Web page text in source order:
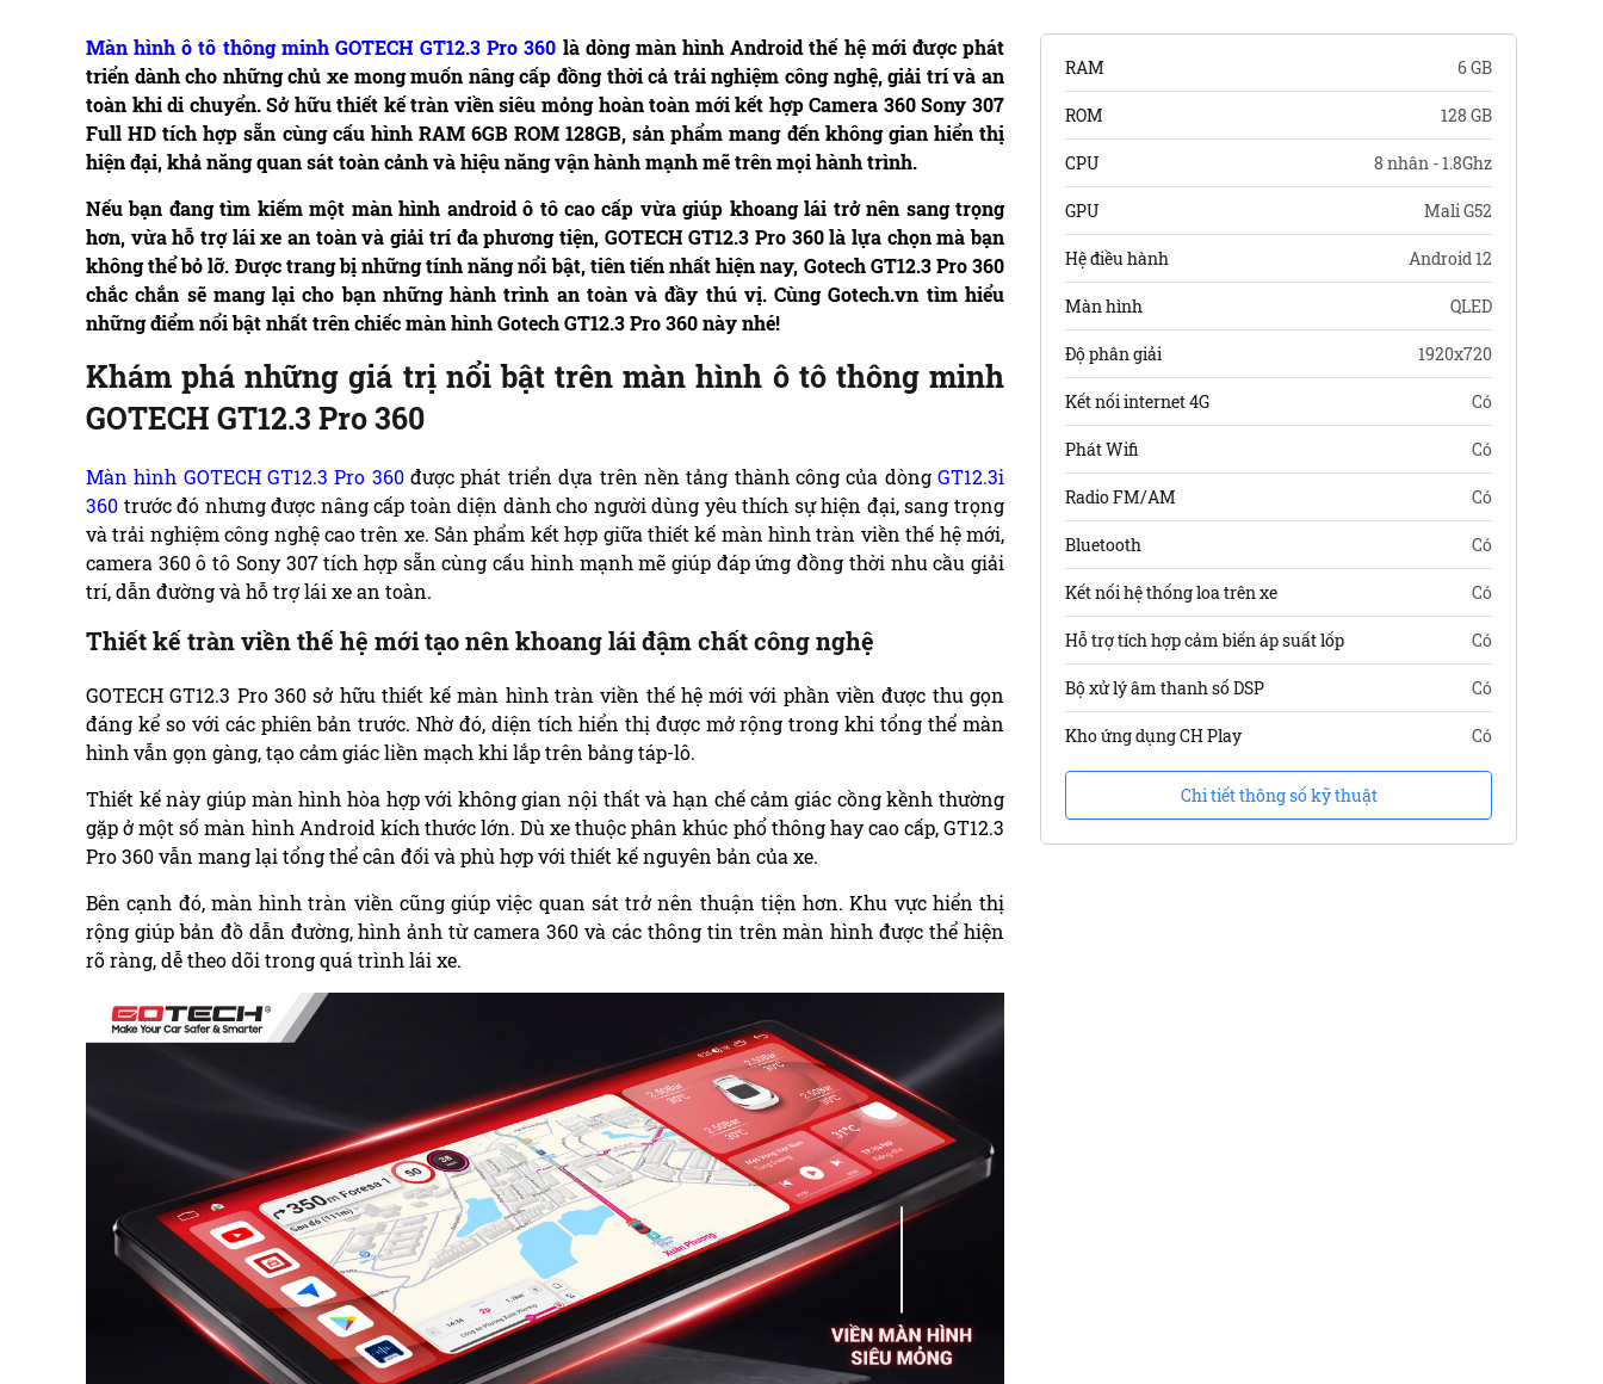
Màn hình ô tô thông minh GOTECH GT12.3 Pro 360 là dòng màn hình Android thế hệ mới được phát
triển dành cho những chủ xe mong muốn nâng cấp đồng thời cả trải nghiệm công nghệ, giải trí và an
toàn khi di chuyển. Sở hữu thiết kế tràn viền siêu mỏng hoàn toàn mới kết hợp Camera 360 Sony 307
Full HD tích hợp sẵn cùng cấu hình RAM 6GB ROM 128GB, sản phẩm mang đến không gian hiển thị
hiện đại, khả năng quan sát toàn cảnh và hiệu năng vận hành mạnh mẽ trên mọi hành trình.
Nếu bạn đang tìm kiếm một màn hình android ô tô cao cấp vừa giúp khoang lái trở nên sang trọng
hơn, vừa hỗ trợ lái xe an toàn và giải trí đa phương tiện, GOTECH GT12.3 Pro 360 là lựa chọn mà bạn
không thể bỏ lỡ. Được trang bị những tính năng nổi bật, tiên tiến nhất hiện nay, Gotech GT12.3 Pro 360
chắc chắn sẽ mang lại cho bạn những hành trình an toàn và đầy thú vị. Cùng Gotech.vn tìm hiểu
những điểm nổi bật nhất trên chiếc màn hình Gotech GT12.3 Pro 360 này nhé!
Khám phá những giá trị nổi bật trên màn hình ô tô thông minh
GOTECH GT12.3 Pro 360
Màn hình GOTECH GT12.3 Pro 360được phát triển dựa trên nền tảng thành công của dòngGT12.3i
360 trước đó nhưng được nâng cấp toàn diện dành cho người dùng yêu thích sự hiện đại, sang trọng
và trải nghiệm công nghệ cao trên xe. Sản phẩm kết hợp giữa thiết kế màn hình tràn viền thế hệ mới,
camera 360 ô tô Sony 307 tích hợp sẵn cùng cấu hình mạnh mẽ giúp đáp ứng đồng thời nhu cầu giải
trí, dẫn đường và hỗ trợ lái xe an toàn.
Thiết kế tràn viền thế hệ mới tạo nên khoang lái đậm chất công nghệ
GOTECH GT12.3 Pro 360 sở hữu thiết kế màn hình tràn viền thế hệ mới với phần viền được thu gọn
đáng kể so với các phiên bản trước. Nhờ đó, diện tích hiển thị được mở rộng trong khi tổng thể màn
hình vẫn gọn gàng, tạo cảm giác liền mạch khi lắp trên bảng táp-lô.
Thiết kế này giúp màn hình hòa hợp với không gian nội thất và hạn chế cảm giác cồng kềnh thường
gặp ở một số màn hình Android kích thước lớn. Dù xe thuộc phân khúc phổ thông hay cao cấp, GT12.3
Pro 360 vẫn mang lại tổng thể cân đối và phù hợp với thiết kế nguyên bản của xe.
Bên cạnh đó, màn hình tràn viền cũng giúp việc quan sát trở nên thuận tiện hơn. Khu vực hiển thị
rộng giúp bản đồ dẫn đường, hình ảnh từ camera 360 và các thông tin trên màn hình được thể hiện
rõ ràng, dễ theo dõi trong quá trình lái xe.
RAM 6 GB
ROM 128 GB
CPU 8 nhân - 1.8Ghz
GPU Mali G52
Hệ điều hành Android 12
Màn hình QLED
Độ phân giải 1920x720
Kết nối internet 4G Có
Phát Wifi Có
Radio FM/AM Có
Bluetooth Có
Kết nối hệ thống loa trên xe Có
Hỗ trợ tích hợp cảm biến áp suất lốp Có
Bộ xử lý âm thanh số DSP Có
Kho ứng dụng CH Play Có
Chi tiết thông số kỹ thuật